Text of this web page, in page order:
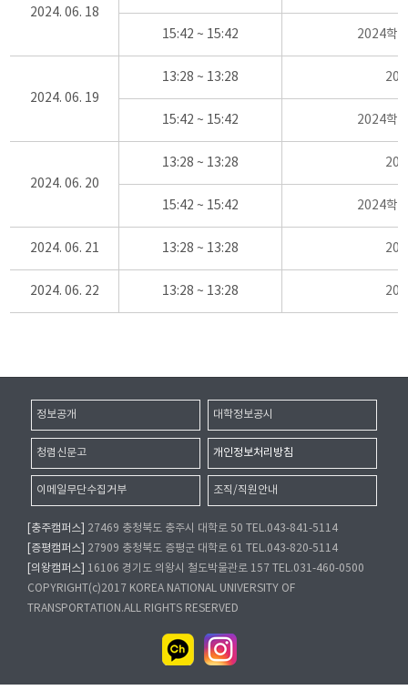
2024. 06. 18
15:42 ~ 15:42 2024학
2024. 06. 19
13:28 ~ 13:28
15:42 ~ 15:42 2024학
2024. 06. 20
13:28 ~ 13:28
15:42 ~ 15:42 2024학
2024. 06. 21 13:28 ~ 13:28
2024. 06. 22 13:28 ~ 13:28
정보공개 대학정보공시
청렴신문고 개인정보처리방침
이메일무단수집거부 조직/직원안내
[충주캠퍼스]
27469 충청북도 충주시 대학로 50 TEL.043-841-5114
[증평캠퍼스]
27909 충청북도 증평군 대학로 61 TEL.043-820-5114
[의왕캠퍼스]
16106 경기도 의왕시 철도박물관로 157 TEL.031-460-0500
COPYRIGHT(c)2017 KOREA NATIONAL UNIVERSITY OF
TRANSPORTATION.ALL RIGHTS RESERVED